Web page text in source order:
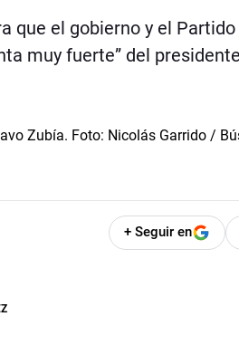
que el gobierno y el
muy fuerte” del
+ Seguir en